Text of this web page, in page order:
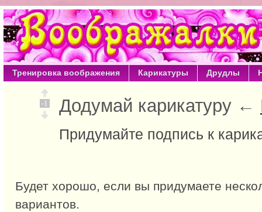
Тренировка воображения Карикатуры Друдлы
-1 Додумай карикатуру ←
Придумайте подпись к
Будет хорошо, если вы придумаете
вариантов.